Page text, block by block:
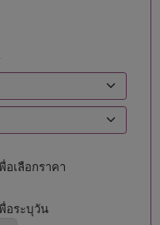
ศรีสะเกษ
สมุทรสงคราม
สระบุรี
อเลือกราคา
อระบุวัน